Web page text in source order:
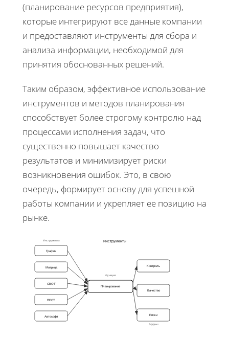
(планирование ресурсов предприятия),
которые интегрируют все данные компании
и предоставляют инструменты для сбора и
анализа информации, необходимой для
принятия обоснованных решений.
Таким образом, эффективное использование
инструментов и методов планирования
способствует более строгому контролю над
процессами исполнения задач, что
существенно повышает качество
результатов и минимизирует риски
возникновения ошибок. Это, в свою
очередь, формирует основу для успешной
работы компании и укрепляет ее позицию на
рынке.
Инструменты
График
Матрица
СВОТ
ПЕСТ
Автософт
Планирование
Контроль
Качество
Риски
Инструменты
Функция
Эффект